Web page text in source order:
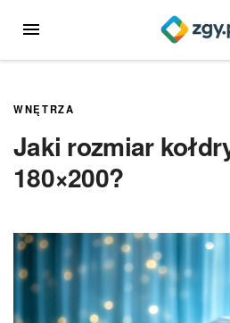
MENU
WNĘTRZA
Jaki rozmiar
180×200?